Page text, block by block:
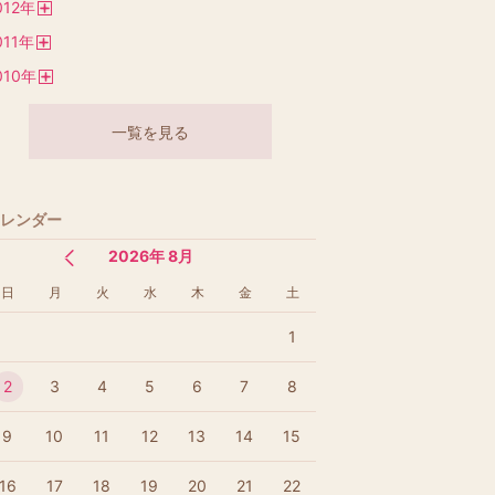
年
年
年
一覧を見る
ンダー
2026年 8月
日 月 火 水 木 金 土
1
2 3 4 5 6 7 8
9 10 11 12 13 14 15
16 17 18 19 20 21 22